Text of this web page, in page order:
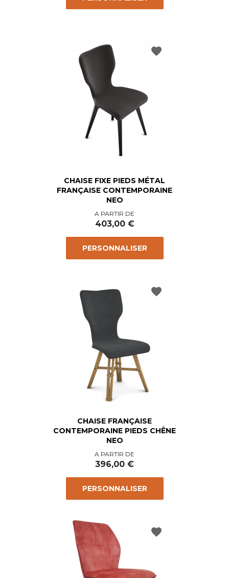
CHAISE FIXE PIEDS MÉTAL
FRANÇAISE CONTEMPORAINE
NEO
Prix
A PARTIR DE
403,00 €
PERSONNALISER
favorite
CHAISE FRANÇAISE
CONTEMPORAINE PIEDS CHÊNE
NEO
Prix
A PARTIR DE
396,00 €
PERSONNALISER
favorite
favorite